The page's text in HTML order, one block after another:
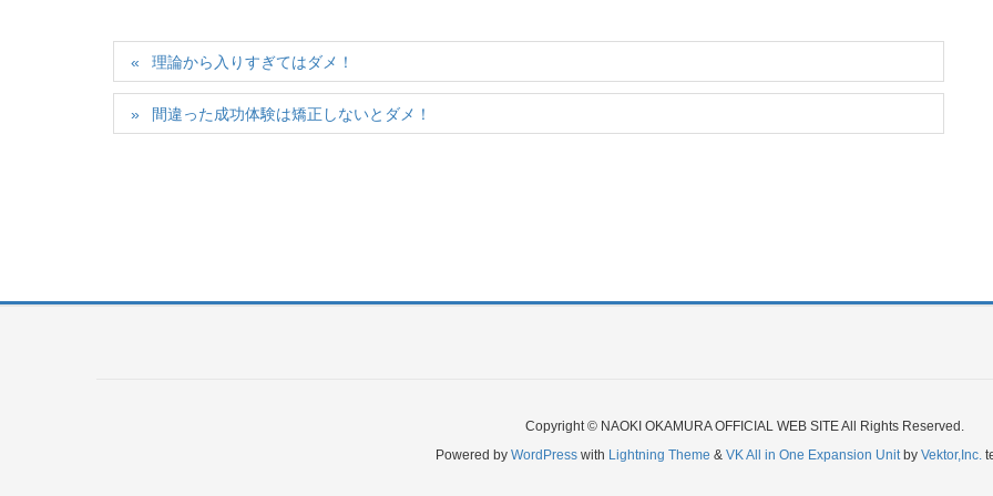
理論から入りすぎてはダメ！
間違った成功体験は矯正しないとダメ！
Copyright © NAOKI OKAMURA OFFICIAL WEB SITE All Rights Reserved.
Powered by WordPress with Lightning Theme & VK All in One Expansion Unitby Vektor,Inc.